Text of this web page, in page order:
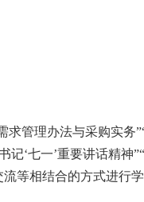
求管理办法与采购实务
‘七一’重要讲话精神
等相结合的方式进行